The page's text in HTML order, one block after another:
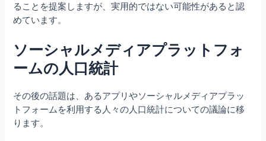
ることを提案しますが、実用的ではない可能性があると認
めています。
ソーシャルメディアプラットフォ
ームの人口統計
その後の話題は、あるアプリやソーシャルメディアプラッ
トフォームを利用する人々の人口統計についての議論に移
ります。